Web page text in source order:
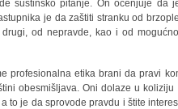
suštinsko pitanje. On ocenjuje da
je da zaštiti stranku od
od nepravde, kao i od
profesionalna etika brani da pravi
obesmišljava. Oni dolaze u koliziju
to je da sprovode pravdu i štite